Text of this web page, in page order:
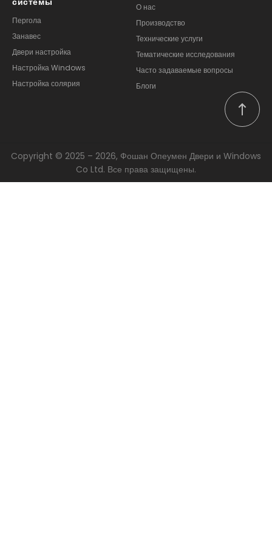
Пергола
Занавес
Двери настройка
Настройка Windows
Настройка солярия
Производство
Технические услуги
Тематические исследования
Часто задаваемые вопросы
Блоги
Co Ltd. Все права защищены.